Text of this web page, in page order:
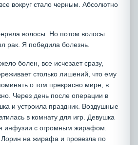
вокруг стало черным. Абсолютно
волосы. Но потом волосы
рак. Я победила болезнь.
болен, все исчезает сразу,
столько лишений, что ему
о том прекрасно мире, в
Через день после операции в
и устроила праздник. Воздушные
в комнату для игр. Девушка
инфузии с огромным жирафом.
Лорин на жирафа и провезла по